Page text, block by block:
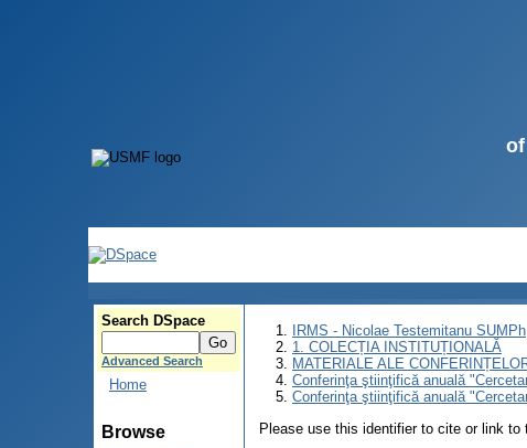
Search DSpace
Advanced Search
Home
Browse
IRMS - Nicolae Testemitanu SUMPh
1. COLECȚIA INSTITUȚIONALĂ
MATERIALE ALE
Conferinţa ştiinţifică anuală
Conferinţa ştiinţifică anuală
Please use this identifier to cite or link to